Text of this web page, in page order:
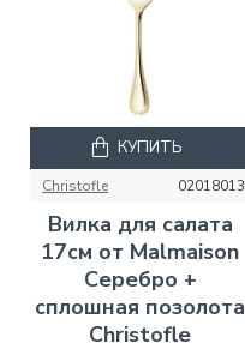
Christofle 02018013
Вилка для салата
17см от Malmaison
Серебро +
сплошная позолота
Christofle
КУПИТЬ